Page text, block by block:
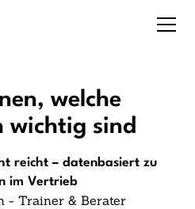
welche
wichtig sind
reicht – datenbasiert zu
im Vertrieb
- Trainer & Berater